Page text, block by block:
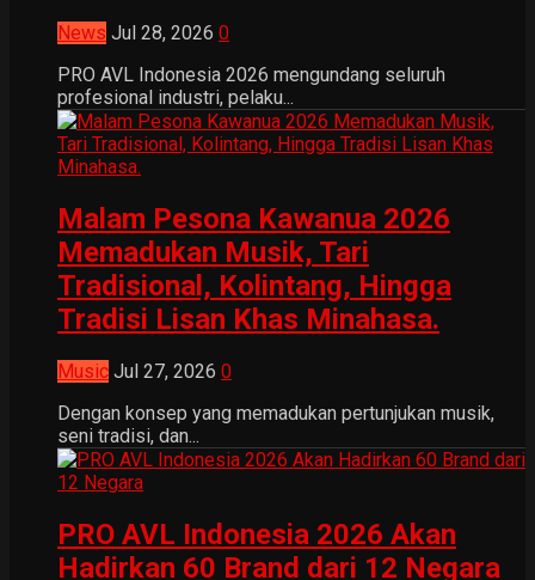
News Jul 28, 2026 0
PRO AVL Indonesia 2026 mengundang seluruh
profesional industri, pelaku...
Malam Pesona Kawanua 2026
Memadukan Musik, Tari
Tradisional, Kolintang, Hingga
Tradisi Lisan Khas Minahasa.
Music Jul 27, 2026 0
Dengan konsep yang memadukan pertunjukan musik,
seni tradisi, dan...
PRO AVL Indonesia 2026 Akan
Hadirkan 60 Brand dari 12 Negara